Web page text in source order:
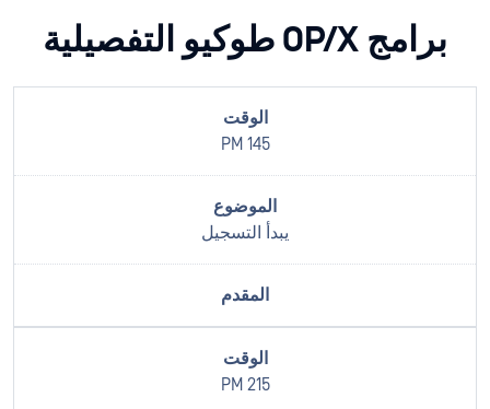
برامج OP/X طوكيو التفصيلية
145 PM
يبدأ التسجيل
215 PM